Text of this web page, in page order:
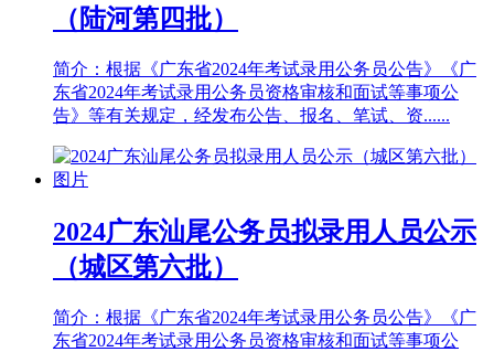
（陆河第四批）
简介：根据《广东省2024年考试录用公务员公告》《广
东省2024年考试录用公务员资格审核和面试等事项公
告》等有关规定，经发布公告、报名、笔试、资......
2024广东汕尾公务员拟录用人员公示
（城区第六批）
简介：根据《广东省2024年考试录用公务员公告》《广
东省2024年考试录用公务员资格审核和面试等事项公